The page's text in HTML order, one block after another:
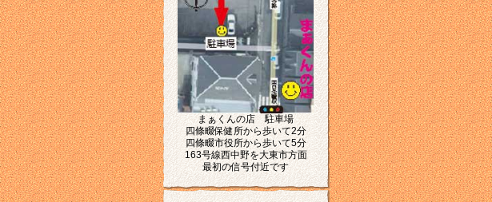
まぁくんの店 駐車場
四條畷保健所から歩いて2分
四條畷市役所から歩いて5分
163号線西中野を大東市方面
最初の信号付近です